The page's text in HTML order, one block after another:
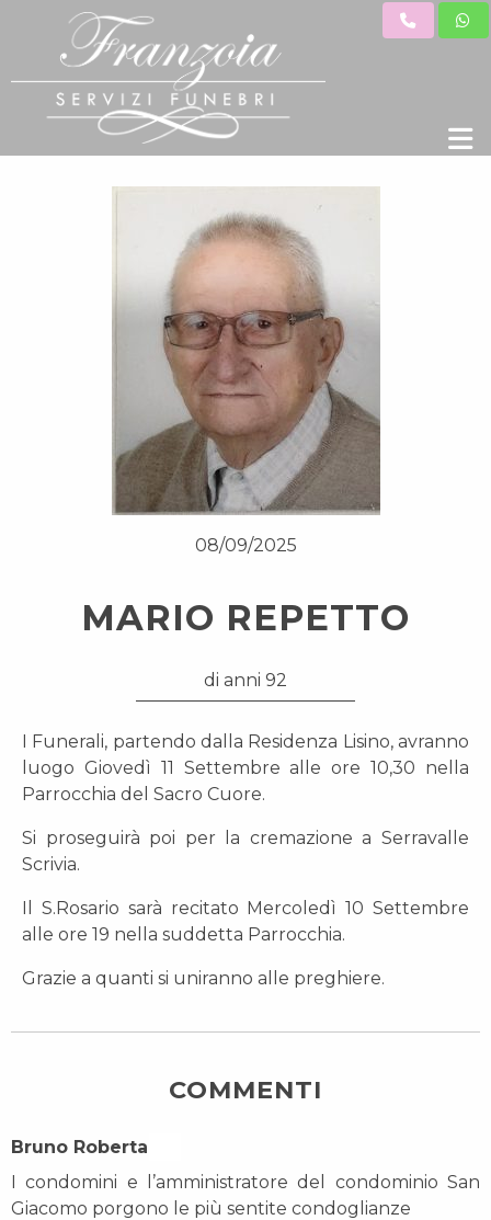
08/09/2025
MARIO REPETTO
di anni 92
I Funerali, partendo dalla Residenza Lisino, avranno
luogo Giovedì 11 Settembre alle ore 10,30 nella
Parrocchia del Sacro Cuore.
Si proseguirà poi per la cremazione a Serravalle
Scrivia.
Il S.Rosario sarà recitato Mercoledì 10 Settembre
alle ore 19 nella suddetta Parrocchia.
Grazie a quanti si uniranno alle preghiere.
COMMENTI
Bruno Roberta On
I condomini e l’amministratore del condominio San
Giacomo porgono le più sentite condoglianze